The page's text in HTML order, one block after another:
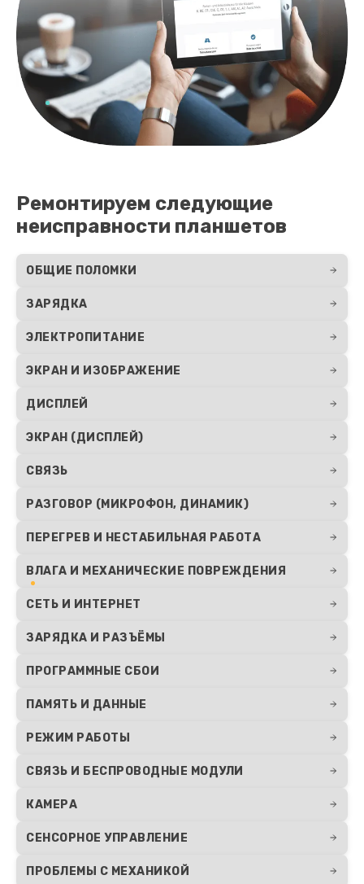
Ремонтируем следующие
неисправности планшетов
ОБЩИЕ ПОЛОМКИ
ЗАРЯДКА
ЭЛЕКТРОПИТАНИЕ
ЭКРАН И ИЗОБРАЖЕНИЕ
ДИСПЛЕЙ
ЭКРАН (ДИСПЛЕЙ)
СВЯЗЬ
РАЗГОВОР (МИКРОФОН, ДИНАМИК)
ПЕРЕГРЕВ И НЕСТАБИЛЬНАЯ РАБОТА
ВЛАГА И МЕХАНИЧЕСКИЕ ПОВРЕЖДЕНИЯ
СЕТЬ И ИНТЕРНЕТ
ЗАРЯДКА И РАЗЪЁМЫ
ПРОГРАММНЫЕ СБОИ
ПАМЯТЬ И ДАННЫЕ
РЕЖИМ РАБОТЫ
СВЯЗЬ И БЕСПРОВОДНЫЕ МОДУЛИ
КАМЕРА
СЕНСОРНОЕ УПРАВЛЕНИЕ
ПРОБЛЕМЫ С МЕХАНИКОЙ